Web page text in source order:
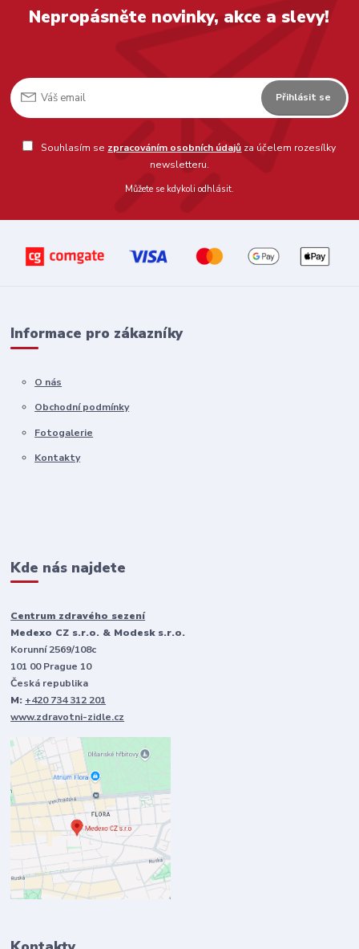
Nepropásněte novinky, akce a slevy!
Přihlásit se
Souhlasím se zpracováním osobních údajů za účelem rozesílky
newsletteru.
Můžete se kdykoli odhlásit.
Informace pro zákazníky
O nás
Obchodní podmínky
Fotogalerie
Kontakty
Kde nás najdete
Centrum zdravého sezení
Medexo CZ s.r.o. & Modesk s.r.o.
Korunní 2569/108c
101 00 Prague 10
Česká republika
M: +420 734 312 201
www.zdravotni-zidle.cz